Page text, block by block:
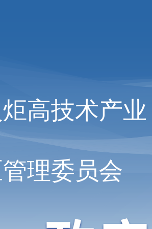
高技术产业
理委员会